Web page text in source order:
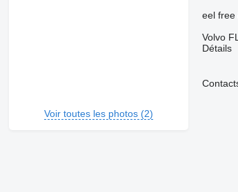
Voir toutes les photos (2)
eel free
Volvo
Détails